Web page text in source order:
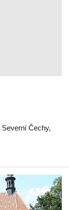
Severní Čechy,